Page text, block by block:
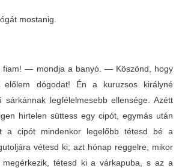
mostanig.
fiam! — mondja a banyó. — Köszönd, hogy
dógodat! Én a kuruzsos királyné
sárkánnak legfélelmesebb ellensége. Azétt
hirtelen süttess egy cipót, egymás után
a cipót mindenkor legelőbb tétesd bé a
vétesd ki; azt hónap reggelre, mikor
tétesd ki a várkapuba, s az a